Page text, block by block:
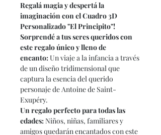
Regalá magia y despertá la
imaginación con el Cuadro 3D
Personalizado "El Principito"!
Sorprendé a tus seres queridos con
este regalo único y lleno de
encanto:Un viaje a la infancia a través
de un diseño tridimensional que
captura la esencia del querido
personaje de Antoine de Saint-
Exupéry.
Un regalo perfecto para todas las
edades:Niños, niñas, familiares y
amigos quedarán encantados con este